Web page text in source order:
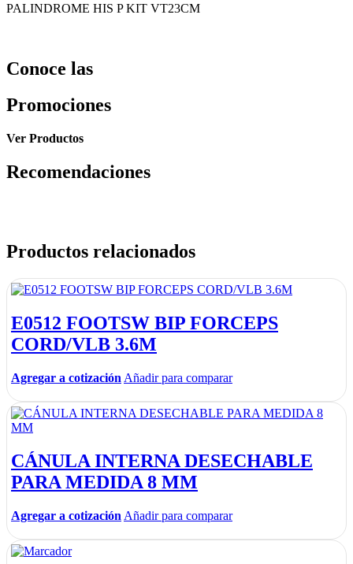
PALINDROME HIS P KIT VT23CM
Conoce las
Promociones
Ver Productos
Recomendaciones
Productos relacionados
E0512 FOOTSW BIP FORCEPS
CORD/VLB 3.6M
Agregar a cotización Añadir para comparar
CÁNULA INTERNA DESECHABLE
PARA MEDIDA 8 MM
Agregar a cotización Añadir para comparar